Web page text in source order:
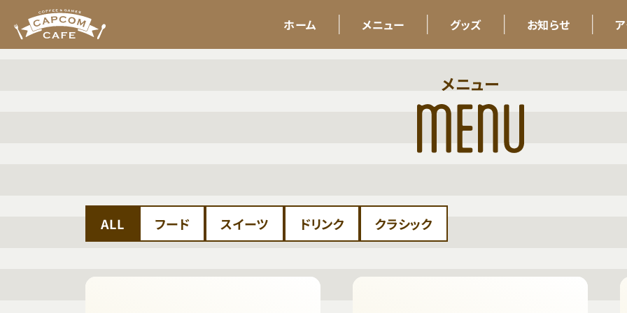
ホーム メニュー グッズ お知らせ
メニュー
ALL フード スイーツ ドリンク クラシック